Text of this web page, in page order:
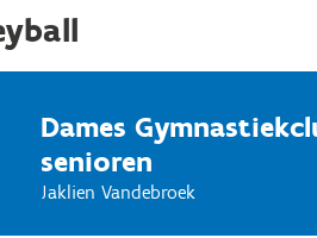
Dames
senioren
Jaklien Vandebroek